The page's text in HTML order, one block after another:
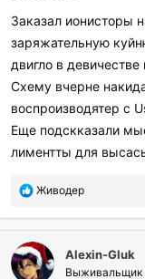
Заказал ионисторы
заряжательную
двигло в
Схему вчерне
воспроизводятер с
Еще подскказали
лиментты для
П
б
а
г
Живодер
Alexin-Gluk
Выживальщик